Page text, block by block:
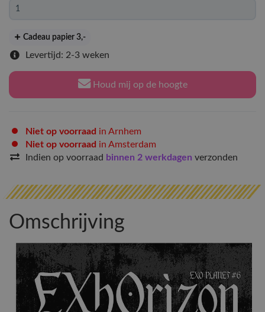
Cadeau papier 3,-
Levertijd: 2-3 weken
Houd mij op de hoogte
Niet op voorraad in Arnhem
Niet op voorraad in Amsterdam
Indien op voorraad binnen 2 werkdagen verzonden
Omschrijving